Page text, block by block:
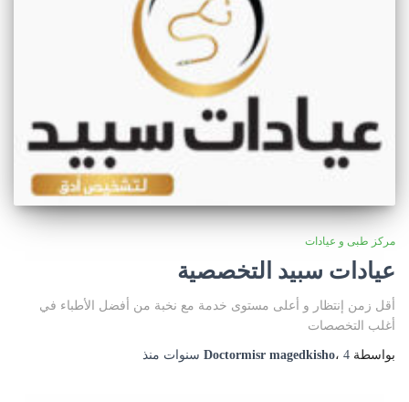
مركز طبى و عيادات
عيادات سبيد التخصصية
أقل زمن إنتظار و أعلى مستوى خدمة مع نخبة من أفضل الأطباء في
أغلب التخصصات
بواسطة Doctormisr magedkisho، 4 سنوات منذ